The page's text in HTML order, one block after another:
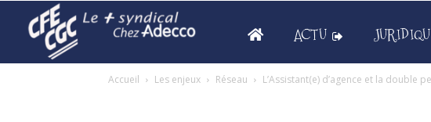
ACTU
Accueil Les enjeux Réseau L’Assistant(e) d’agence et la double